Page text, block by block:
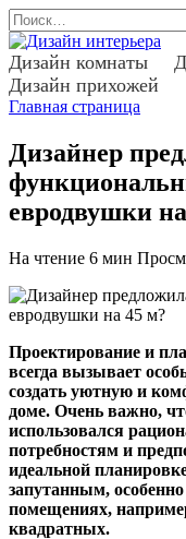
Перейти
к
содержанию
Search
for:
Дизайн комнаты
Дизайн прихожей
Главная страница
Дизайнер
евродвушки
На чтение 6 мин
Проектирование и
всегда вызывает
создать уютную и
доме. Очень важно,
использовался
потребностям и
идеальной
запутанным,
помещениях,
квадратных.